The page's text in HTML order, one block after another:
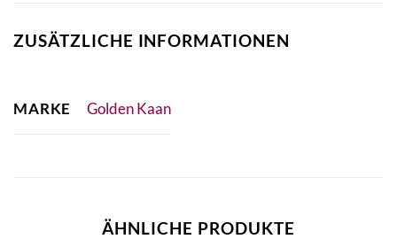
ZUSÄTZLICHE INFORMATIONEN
MARKE Golden Kaan
ÄHNLICHE PRODUKTE